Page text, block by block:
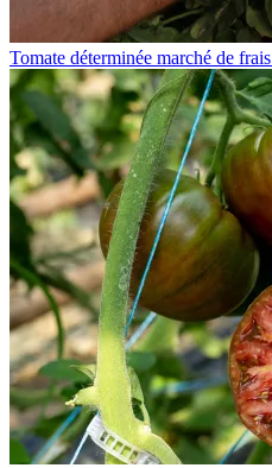
Tomate déterminée marché de frais